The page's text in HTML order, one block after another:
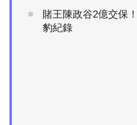
賭王陳政谷2億交保
豹紀錄